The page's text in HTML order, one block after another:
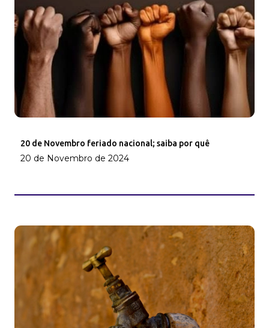
20 de Novembro feriado nacional; saiba por quê
20 de Novembro de 2024